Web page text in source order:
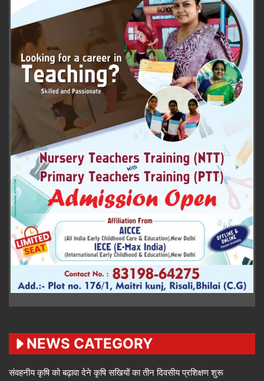
NEWS CATEGORY
संवहनीय कृषि को बढ़ावा देने कृषि सखियों का तीन दिवसीय प्रशिक्षण शुरू